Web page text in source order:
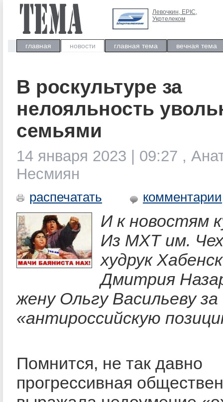
Левочкин, ЕРIC,
Укртелеком
главная новости главная тема вечная тема
В роскультуре за
нелояльность
семьями
14 января 2023 | 09:27 ,
Несмиян
распечатать комментарии
И к новостям
Из МХТ им.
худрук
Дмитрия
жену Ольгу Васильеву за
«антироссийскую
Помнится, не так давно
прогрессивная